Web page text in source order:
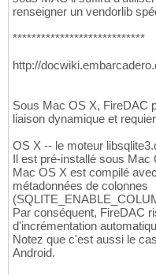
renseigner un vendorlib
****************************
http://
Sous Mac OS X, FireDAC
liaison dynamique et
OS X -- le moteur
Il est pré-installé sous Mac
Mac OS X est compilé
métadonnées de colonnes
Par conséquent, FireDAC
d'incrémentation
Notez que c'est aussi le
Android.